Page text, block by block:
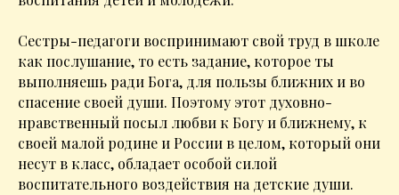
Сестры-педагоги воспринимают свой труд в школе
как послушание, то есть задание, которое ты
выполняешь ради Бога, для пользы ближних и во
спасение своей души. Поэтому этот духовно-
нравственный посыл любви к Богу и ближнему, к
своей малой родине и России в целом, который они
несут в класс, обладает особой силой
воспитательного воздействия на детские души.